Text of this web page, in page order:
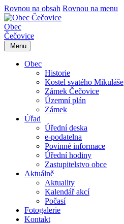
Rovnou na obsah Rovnou na menu
Obec
Čečovice
Menu
Obec
Historie
Kostel svatého Mikuláše
Zámek Čečovice
Územní plán
Zámek
Úřad
Úřední deska
e-podatelna
Povinné informace
Úřední hodiny
Zastupitelstvo obce
Aktuálně
Aktuality
Kalendář akcí
Počasí
Fotogalerie
Kontakt